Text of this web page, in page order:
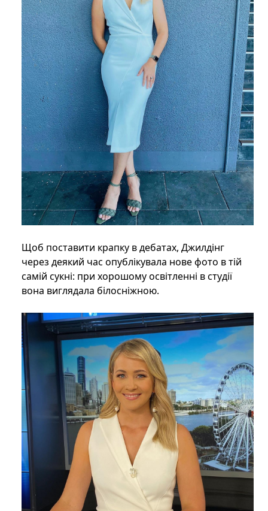
Щоб поставити крапку в дебатах, Джилдінг
через деякий час опублікувала нове фото в тій
самій сукні: при хорошому освітленні в студії
вона виглядала білосніжною.